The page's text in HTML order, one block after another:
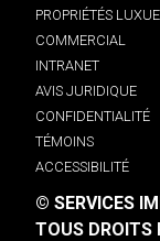
PROPRIÉTÉS
COMMERCIAL
INTRANET
AVIS JURIDIQUE
CONFIDENTIALITÉ
TÉMOINS
ACCESSIBILITÉ
© SERVICES
TOUS DROITS